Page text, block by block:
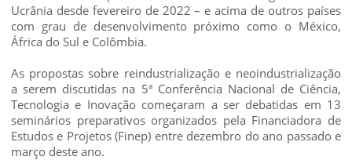
Ucrânia desde fevereiro de 2022 – e acima de outros países
com grau de desenvolvimento próximo como o México,
África do Sul e Colômbia.
As propostas sobre reindustrialização e neoindustrialização
a serem discutidas na 5ª Conferência Nacional de Ciência,
Tecnologia e Inovação começaram a ser debatidas em 13
seminários preparativos organizados pela Financiadora de
Estudos e Projetos (Finep) entre dezembro do ano passado e
março deste ano.